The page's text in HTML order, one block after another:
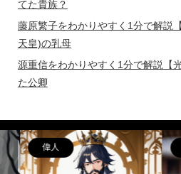
てた貴族？
藤原繁子をわかりやすく1分で解説
天皇)の乳母
源重信をわかりやすく1分で解説【
た公卿
偉人